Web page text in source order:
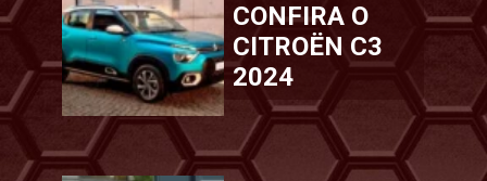
CONFIRA O
CITROËN C3
2024